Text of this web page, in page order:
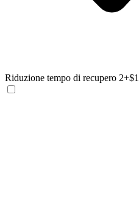
Riduzione tempo di recupero 2